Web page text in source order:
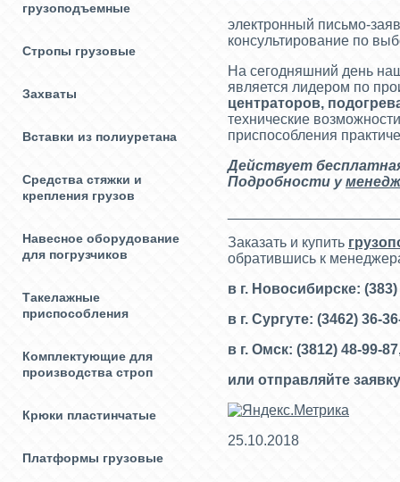
грузоподъемные
Стропы грузовые
Захваты
Вставки из полиуретана
Средства стяжки и
крепления грузов
Навесное оборудование
для погрузчиков
Такелажные
приспособления
Комплектующие для
производства строп
Крюки пластинчатые
Платформы грузовые
электронный письмо-
консультирование по
На сегодняшний день
является лидером по
центраторов,
технические
приспособления
Действует
Подробности у
Заказать и купить
обратившись к
в г. Новосибирске:
в г. Сургуте: (3462) 36-
в г. Омск: (3812) 48-99-
или отправляйте
25.10.2018